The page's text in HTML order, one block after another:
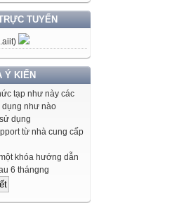
TUYẾN
Ý KIẾN
tạp như này các
dụng như nào
dụng
từ nhà cung cấp
khóa hướng dẫn
6 thángng